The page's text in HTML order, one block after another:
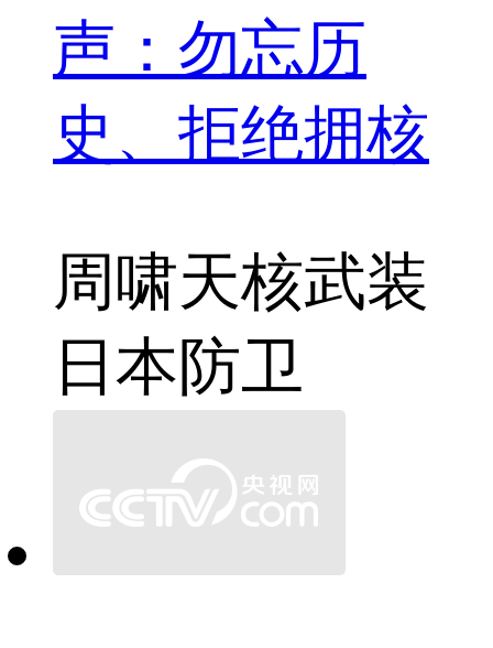
声：勿忘历
史、拒绝拥核
周啸天核武装
日本防卫